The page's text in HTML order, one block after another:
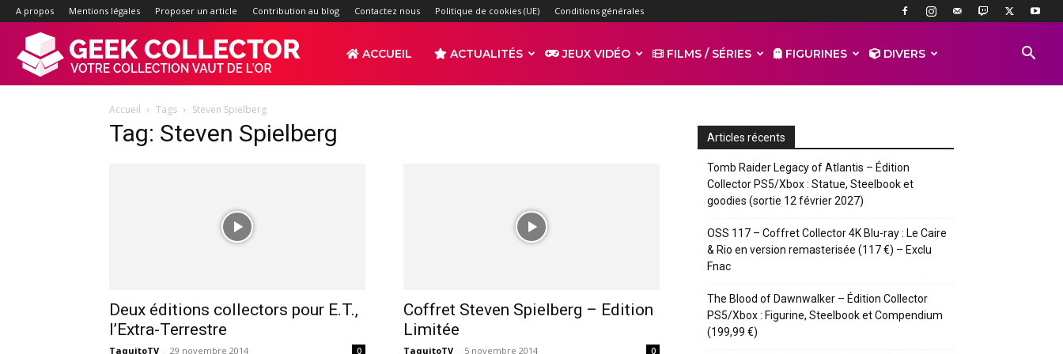
A propos Mentions légales Proposer un article Contribution au blog Contactez nous Politique de cookies (UE) Conditions générales
d'actualités
ACCUEIL ACTUALITÉS JEUX VIDÉO FILMS / SÉRIES FIGURINES DIVERS
Accueil Tags Steven Spielberg
Tag: Steven Spielberg
Deux éditions collectors pour E.T.,
l’Extra-Terrestre
TaquitoTV - 29 novembre 2014 0
Coffret Steven Spielberg – Edition
Limitée
TaquitoTV - 5 novembre 2014 0
Articles récents
Tomb Raider Legacy of Atlantis – Édition
Collector PS5/Xbox : Statue, Steelbook et
goodies (sortie 12 février 2027)
OSS 117 – Coffret Collector 4K Blu-ray : Le Caire
& Rio en version remasterisée (117 €) – Exclu
Fnac
The Blood of Dawnwalker – Édition Collector
PS5/Xbox : Figurine, Steelbook et Compendium
(199,99 €)